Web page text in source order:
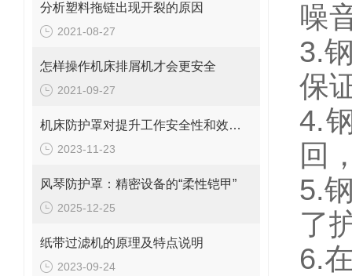
分析塑料拖链出现开裂的原因
2021-08-27
怎样操作机床排屑机才会更安全
2021-09-27
机床防护罩对提升工作安全性和效率的重要性探究
2023-11-23
风琴防护罩：精密设备的“柔性铠甲”
2025-12-25
纸带过滤机的原理及特点说明
2023-09-24
噪
3.
保
4.
回
5.
了
6.